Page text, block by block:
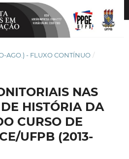
AGO.) - FLUXO CONTÍNUO /
NAS
HISTÓRIA DA
CURSO DE
UFPB (2013-